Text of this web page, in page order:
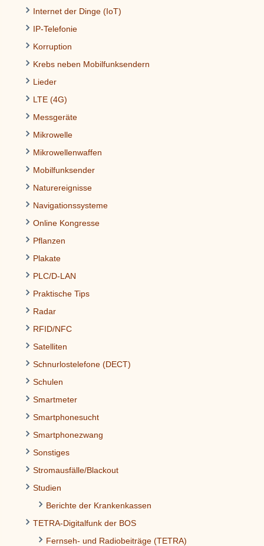
Internet der Dinge (IoT)
IP-Telefonie
Korruption
Krebs neben Mobilfunksendern
Lieder
LTE (4G)
Messgeräte
Mikrowelle
Mikrowellenwaffen
Mobilfunksender
Naturereignisse
Navigationssysteme
Online Kongresse
Pflanzen
Plakate
PLC/D-LAN
Praktische Tips
Radar
RFID/NFC
Satelliten
Schnurlostelefone (DECT)
Schulen
Smartmeter
Smartphonesucht
Smartphonezwang
Sonstiges
Stromausfälle/Blackout
Studien
Berichte der Krankenkassen
TETRA-Digitalfunk der BOS
Fernseh- und Radiobeiträge (TETRA)